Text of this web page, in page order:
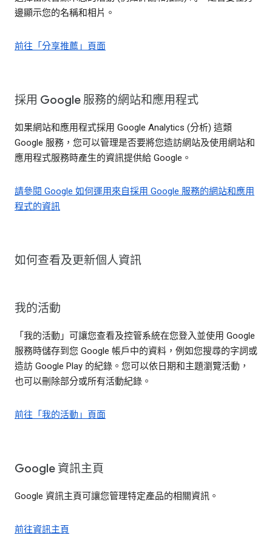
邊顯示您的名稱和相片。
前往「分享推薦」頁面
採用 Google 服務的網站和應用程式
如果網站和應用程式採用 Google Analytics (分析) 這類
Google 服務，您可以管理是否要將您造訪網站及使用網站和
應用程式服務時產生的資訊提供給 Google。
請參閱 Google 如何運用來自採用 Google 服務的網站和應用
程式的資訊
如何查看及更新個人資訊
我的活動
「我的活動」可讓您查看及控管系統在您登入並使用 Google
服務時儲存到您 Google 帳戶中的資料，例如您搜尋的字詞或
造訪 Google Play 的紀錄。您可以依日期和主題瀏覽活動，
也可以刪除部分或所有活動紀錄。
前往「我的活動」頁面
Google 資訊主頁
Google 資訊主頁可讓您管理特定產品的相關資訊。
前往資訊主頁